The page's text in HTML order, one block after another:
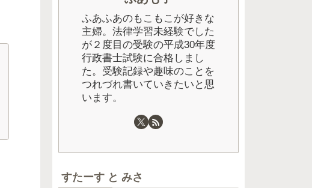
ふあふあのもこもこが好きな
主婦。法律学習未経験でした
が２度目の受験の平成30年度
行政書士試験に合格しまし
た。受験記録や趣味のことを
つれづれ書いていきたいと思
います。
すたーす と みさ